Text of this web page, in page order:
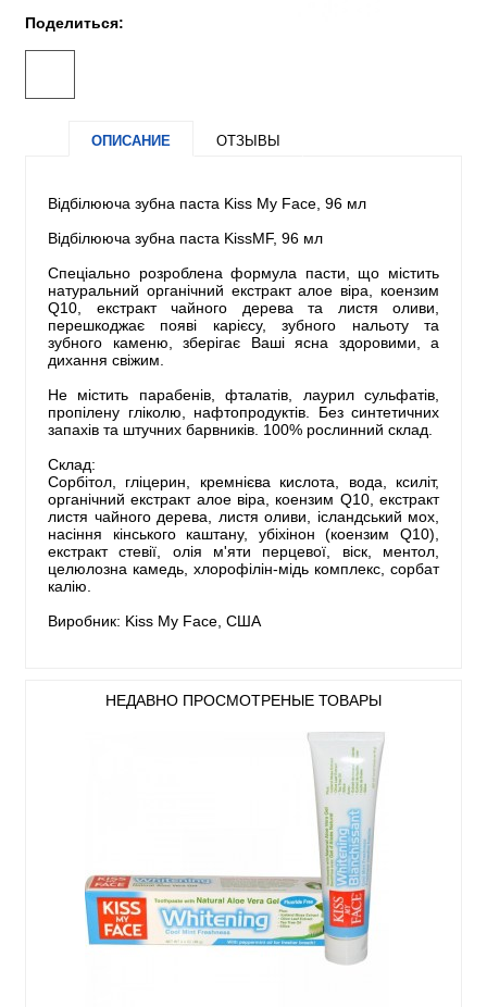
Поделиться:
ОПИСАНИЕ ОТЗЫВЫ
Відбілююча зубна паста Kiss My Face, 96 мл
Відбілююча зубна паста KissMF, 96 мл
Спеціально розроблена формула пасти, що містить
натуральний органічний екстракт алое віра, коензим
Q10, екстракт чайного дерева та листя оливи,
перешкоджає появі карієсу, зубного нальоту та
зубного каменю, зберігає Ваші ясна здоровими, а
дихання свіжим.
Не містить парабенів, фталатів, лаурил сульфатів,
пропілену гліколю, нафтопродуктів. Без синтетичних
запахів та штучних барвників. 100% рослинний склад.
Склад:
Сорбітол, гліцерин, кремнієва кислота, вода, ксиліт,
органічний екстракт алое віра, коензим Q10, екстракт
листя чайного дерева, листя оливи, ісландський мох,
насіння кінського каштану, убіхінон (коензим Q10),
екстракт стевії, олія м'яти перцевої, віск, ментол,
целюлозна камедь, хлорофілін-мідь комплекс, сорбат
калію.
Виробник: Kiss My Face, США
НЕДАВНО ПРОСМОТРЕНЫЕ ТОВАРЫ